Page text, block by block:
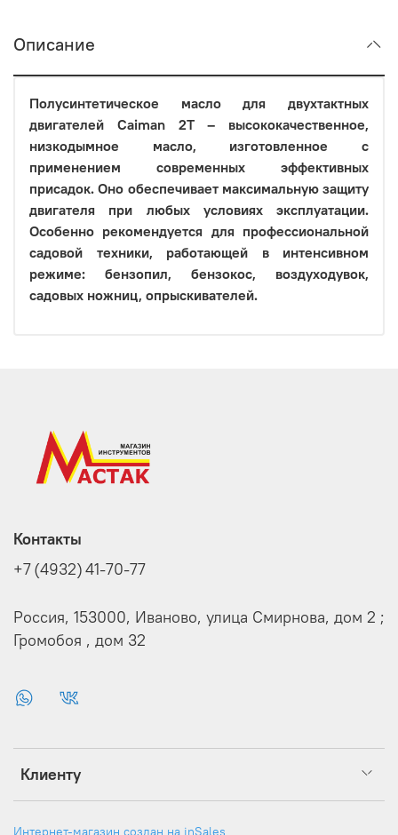
Описание
Полусинтетическое масло для двухтактных
двигателей Caiman 2T– высококачественное,
низкодымное масло, изготовленное с
применением современных эффективных
присадок. Оно обеспечивает максимальную защиту
двигателя при любых условиях эксплуатации.
Особенно рекомендуется для профессиональной
садовой техники, работающей в интенсивном
режиме: бензопил, бензокос, воздуходувок,
садовых ножниц, опрыскивателей.
Клиенту
Контакты
+7 (4932) 41-70-77
Россия, 153000, Иваново, улица Смирнова, дом 2 ;
Громобоя , дом 32
Интернет-магазин создан на inSales